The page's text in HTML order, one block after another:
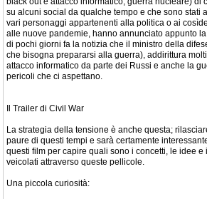
su alcuni social da qualche tempo e che sono stati
vari personaggi appartenenti alla politica o ai
alle nuove pandemie, hanno annunciato appunto
di pochi giorni fa la notizia che il ministro della
che bisogna prepararsi alla guerra), addirittura
attacco informatico da parte dei Russi e anche la
pericoli che ci aspettano.
Il Trailer di Civil War
La strategia della tensione è anche questa;
paure di questi tempi e sarà certamente
questi film per capire quali sono i concetti, le idee
veicolati attraverso queste pellicole.
Una piccola curiosità: